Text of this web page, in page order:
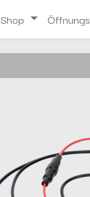
Shop